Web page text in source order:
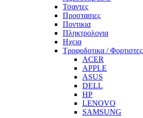
Τσαντες
Προστασιες
Ποντικια
Πληκτρολογια
Ηχεια
Τροφοδοτικα / Φορτιστες
ACER
APPLE
ASUS
DELL
HP
LENOVO
SAMSUNG